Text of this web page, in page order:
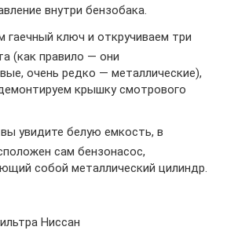
внутри бензобака.
гаечный ключ и откручиваем три
(как правило — они
очень редко — металлические),
крышку смотрового
увидите белую емкость, в
сам бензонасос,
собой металлический цилиндр.
Ниссан